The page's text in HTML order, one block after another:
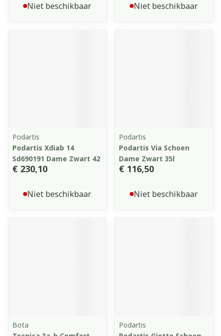
Niet beschikbaar Niet beschikbaar
Podartis
Podartis Xdiab 14
Sd690191 Dame Zwart 42
€ 230,10
Niet beschikbaar
Podartis
Podartis Via Schoen
Dame Zwart 35l
€ 116,50
Niet beschikbaar
Bota
Podartis